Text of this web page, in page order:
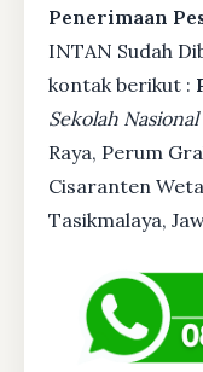
Penerimaan
INTAN Sudah
kontak berikut :
Sekolah
Raya, Perum
Cisaranten
Tasikmalaya,